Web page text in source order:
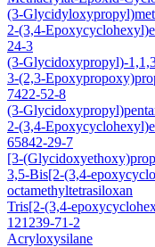
(3-
2-(3,4-
24-3
(3-Glycidoxypropyl)-
3-(2,3-
7422-52-8
(3-
2-(3,4-
65842-29-7
[3-
3,5-Bis[2-(3,4-
octamethyltetrasiloxan
Tris[2-(3,4-
121239-71-2
Acryloxysilane